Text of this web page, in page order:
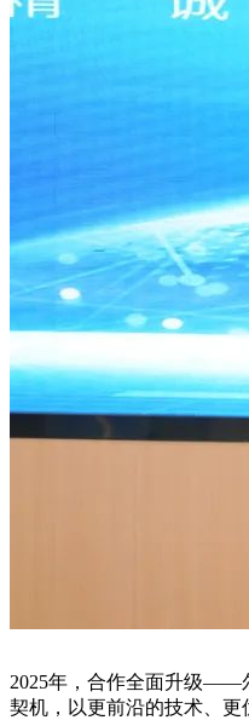
2025年，合作全面升级——
契机，以更前沿的技术、